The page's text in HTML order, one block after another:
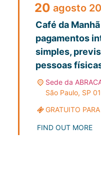
20 agosto
Café da
pagamentos
simples,
pessoas
Sede da
São Paulo, SP
GRATUITO
FIND OUT MORE